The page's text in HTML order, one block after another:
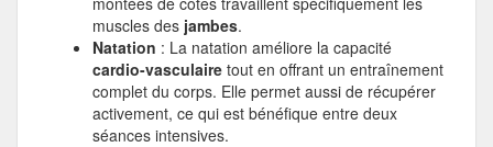
muscles des jambes.
Natation : La natation améliore la capacité
cardio-vasculaire tout en offrant un entraînement
complet du corps. Elle permet aussi de récupérer
activement, ce qui est bénéfique entre deux
séances intensives.